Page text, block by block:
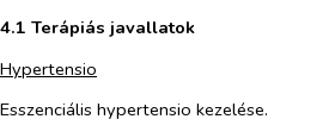
4.1 Terápiás javallatok
Hypertensio
Esszenciális hypertensio kezelése.